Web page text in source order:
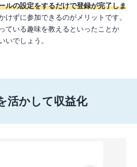
ルの設定をするだけで登録が完了しま
けずに参加できるのがメリットです。
ている趣味を教えるといったことか
いでしょう。
活かして収益化